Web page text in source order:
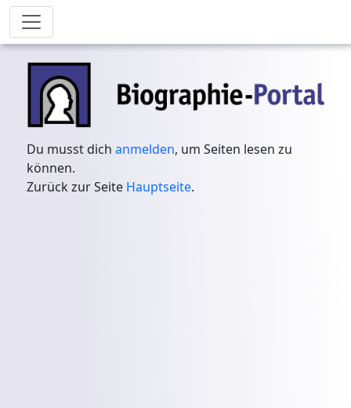
Du musst dichanmelden, um Seiten lesen zu
können.
Zurück zur Seite Hauptseite.